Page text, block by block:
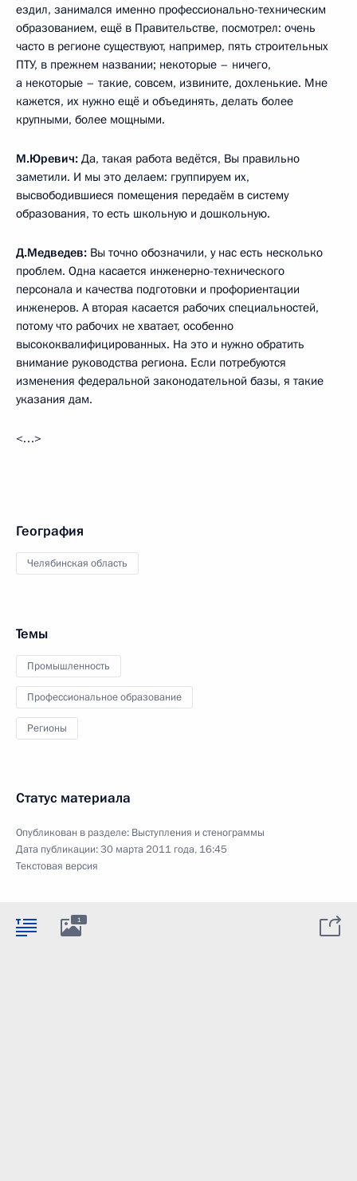
ездил, занимался именно профессионально-техническим
образованием, ещё в Правительстве, посмотрел: очень
часто в регионе существуют, например, пять строительных
ПТУ, в прежнем названии; некоторые – ничего,
а некоторые – такие, совсем, извините, дохленькие. Мне
кажется, их нужно ещё и объединять, делать более
крупными, более мощными.
М.Юревич: Да, такая работа ведётся, Вы правильно
заметили. И мы это делаем: группируем их,
высвободившиеся помещения передаём в систему
образования, то есть школьную и дошкольную.
Д.Медведев: Вы точно обозначили, у нас есть несколько
проблем. Одна касается инженерно-технического
персонала и качества подготовки и профориентации
инженеров. А вторая касается рабочих специальностей,
потому что рабочих не хватает, особенно
высококвалифицированных. На это и нужно обратить
внимание руководства региона. Если потребуются
изменения федеральной законодательной базы, я такие
указания дам.
<…>
География
Челябинская область
Темы
Промышленность
Профессиональное образование
Регионы
Статус материала
Опубликован в разделе: Выступления и стенограммы
Дата публикации:30 марта 2011 года, 16:45
Текстовая версия
1